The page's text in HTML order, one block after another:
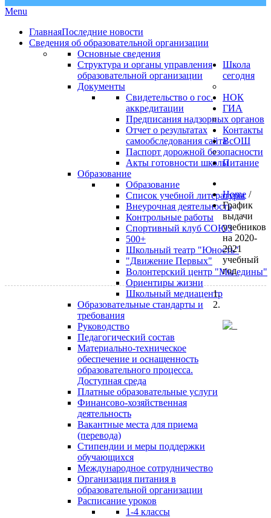
Menu
ГлавнаяПоследние новости
Сведения об образовательной организации
Основные сведения
Структура и органы управления
образовательной организации
Документы
Свидетельство о гос.
аккредитации
Предписания надзорных органов
Отчет о результатах
самообследования сайта
Паспорт дорожной безопасности
Акты готовности школы
Образование
Образование
Список учебной литературы
Внеурочная деятельность
Контрольные работы
Спортивный клуб СОЮЗ
500+
Школьный театр "Юность"
"Движение Первых"
Волонтерский центр "Мы едины"
Ориентиры жизни
Школьный медиацентр
Образовательные стандарты и
требования
Руководство
Педагогический состав
Материально-техническое
обеспечение и оснащенность
образовательного процесса.
Доступная среда
Платные образовательные услуги
Финансово-хозяйственная
деятельность
Вакантные места для приема
(перевода)
Стипендии и меры поддержки
обучающихся
Международное сотрудничество
Организация питания в
образовательной организации
Школа
сегодня
Расписание уроков
1-4 классы
НОК
ГИА
Контакты
ВсОШ
Питание
Home /
График
выдачи
учебников
на 2020-
2021
учебный
год